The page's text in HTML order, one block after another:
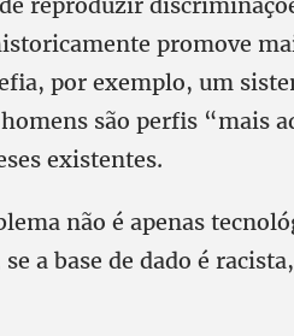
promove
por exemplo, um
são perfis “mais
existentes.
não é apenas
a base de dado é